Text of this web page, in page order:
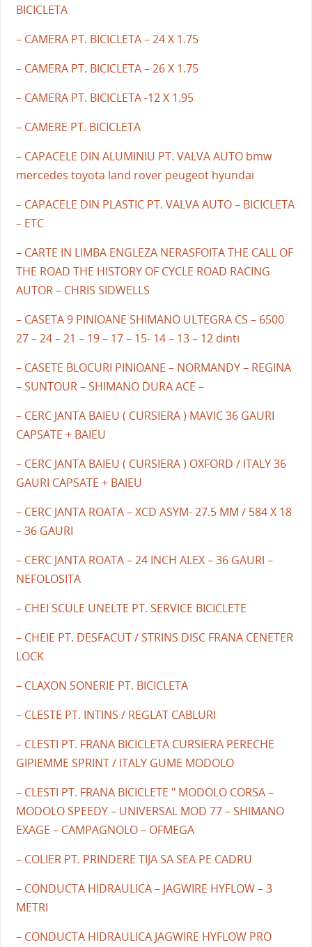
BICICLETA
– CAMERA PT. BICICLETA – 24 X 1.75
– CAMERA PT. BICICLETA – 26 X 1.75
– CAMERA PT. BICICLETA -12 X 1.95
– CAMERE PT. BICICLETA
– CAPACELE DIN ALUMINIU PT. VALVA AUTO bmw
mercedes toyota land rover peugeot hyundai
– CAPACELE DIN PLASTIC PT. VALVA AUTO – BICICLETA
– ETC
– CARTE IN LIMBA ENGLEZA NERASFOITA THE CALL OF
THE ROAD THE HISTORY OF CYCLE ROAD RACING
AUTOR – CHRIS SIDWELLS
– CASETA 9 PINIOANE SHIMANO ULTEGRA CS – 6500
27 – 24 – 21 – 19 – 17 – 15- 14 – 13 – 12 dinti
– CASETE BLOCURI PINIOANE – NORMANDY – REGINA
– SUNTOUR – SHIMANO DURA ACE –
– CERC JANTA BAIEU ( CURSIERA ) MAVIC 36 GAURI
CAPSATE + BAIEU
– CERC JANTA BAIEU ( CURSIERA ) OXFORD / ITALY 36
GAURI CAPSATE + BAIEU
– CERC JANTA ROATA – XCD ASYM- 27.5 MM / 584 X 18
– 36 GAURI
– CERC JANTA ROATA – 24 INCH ALEX – 36 GAURI –
NEFOLOSITA
– CHEI SCULE UNELTE PT. SERVICE BICICLETE
– CHEIE PT. DESFACUT / STRINS DISC FRANA CENETER
LOCK
– CLAXON SONERIE PT. BICICLETA
– CLESTE PT. INTINS / REGLAT CABLURI
– CLESTI PT. FRANA BICICLETA CURSIERA PERECHE
GIPIEMME SPRINT / ITALY GUME MODOLO
– CLESTI PT. FRANA BICICLETE " MODOLO CORSA –
MODOLO SPEEDY – UNIVERSAL MOD 77 – SHIMANO
EXAGE – CAMPAGNOLO – OFMEGA
– COLIER PT. PRINDERE TIJA SA SEA PE CADRU
– CONDUCTA HIDRAULICA – JAGWIRE HYFLOW – 3
METRI
– CONDUCTA HIDRAULICA JAGWIRE HYFLOW PRO